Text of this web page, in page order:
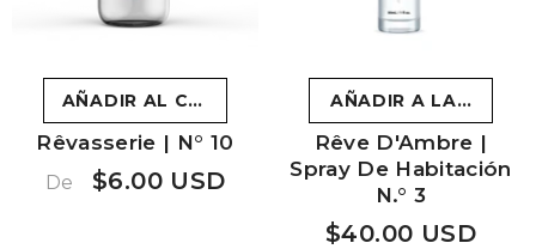
AÑADIR AL CARRITO
Rêvasserie | N° 10
De $6.00 USD
AÑADIR A LA CESTA
Rêve D'Ambre |
Spray De Habitación
N.° 3
$40.00 USD